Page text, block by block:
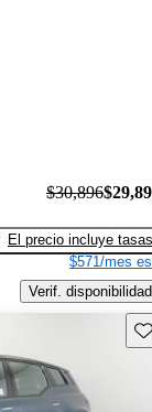
$30,896
El precio incluye tasas
$571/mes
Verif. disponibilidad